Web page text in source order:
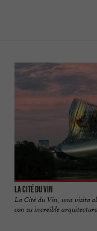
La Cité du Vin
La Cité du Vin, una visita
con su increíble